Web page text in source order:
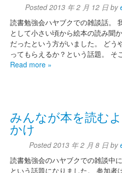
Posted2013 年 2 月 12 日 by
読書勉強会ハヤブクでの雑談話。
として小さい頃から絵本の読み聞
だったという方がいました。 どう
ってもらえるか？という話題。
Read more »
みんなが本を読む
かけ
Posted2013 年 2 月 8 日 by
読書勉強会のハヤブクでの雑談中
という話題になりました。 参加者